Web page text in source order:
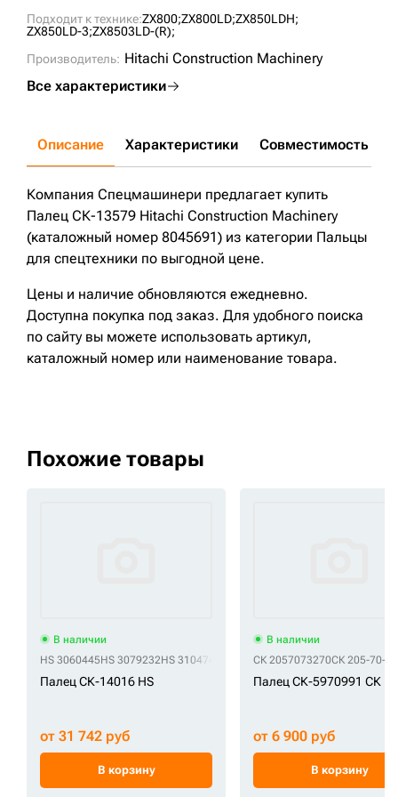
Подходит к технике:ZX800;ZX800LD;ZX850LDH;
ZX850LD-3;ZX8503LD-(R);
Производитель: Hitachi Construction Machinery
Все характеристики
Описание Характеристики Совместимость
Компания Спецмашинери предлагает купить
Палец СК-13579 Hitachi Construction Machinery
(каталожный номер 8045691) из категории Пальцы
для спецтехники по выгодной цене.
Цены и наличие обновляются ежедневно.
Доступна покупка под заказ. Для удобного поиска
по сайту вы можете использовать артикул,
каталожный номер или наименование товара.
Похожие товары
В наличии
HS 3060445HS 3079232HS 3104742
Палец СК-14016 HS
от 31 742 руб
В корзину
В наличии
СК 2057073270СК 205-70-
Палец СК-5970991 СК
от 6 900 руб
В корзину